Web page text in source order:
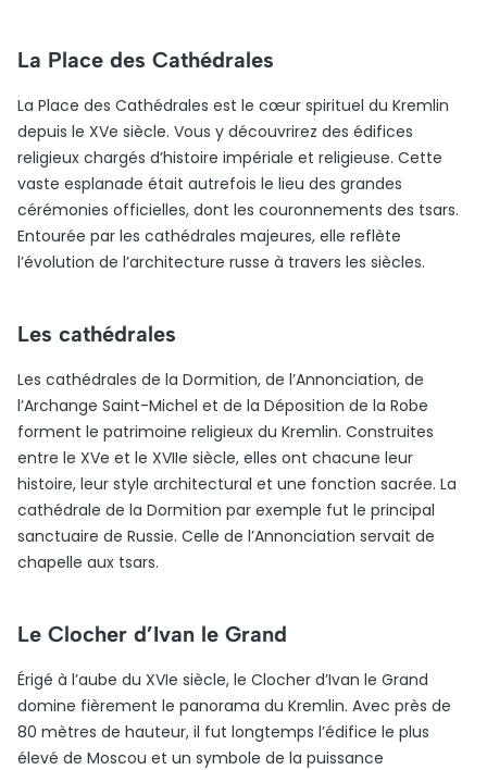
La Place des Cathédrales
La Place des Cathédrales est le cœur spirituel du Kremlin
depuis le XVe siècle. Vous y découvrirez des édifices
religieux chargés d’histoire impériale et religieuse. Cette
vaste esplanade était autrefois le lieu des grandes
cérémonies officielles, dont les couronnements des tsars.
Entourée par les cathédrales majeures, elle reflète
l’évolution de l’architecture russe à travers les siècles.
Les cathédrales
Les cathédrales de la Dormition, de l’Annonciation, de
l’Archange Saint-Michel et de la Déposition de la Robe
forment le patrimoine religieux du Kremlin. Construites
entre le XVe et le XVIIe siècle, elles ont chacune leur
histoire, leur style architectural et une fonction sacrée. La
cathédrale de la Dormition par exemple fut le principal
sanctuaire de Russie. Celle de l’Annonciation servait de
chapelle aux tsars.
Le Clocher d’Ivan le Grand
Érigé à l’aube du XVIe siècle, le Clocher d’Ivan le Grand
domine fièrement le panorama du Kremlin. Avec près de
80 mètres de hauteur, il fut longtemps l’édifice le plus
élevé de Moscou et un symbole de la puissance